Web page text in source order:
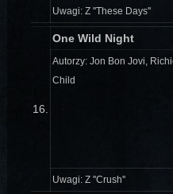
Uwagi: Z ''These Days''
16.
One Wild Night
Autorzy: Jon Bon Jovi,
Child
Uwagi: Z ''Crush''